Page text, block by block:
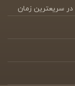
در سریعترین زمان